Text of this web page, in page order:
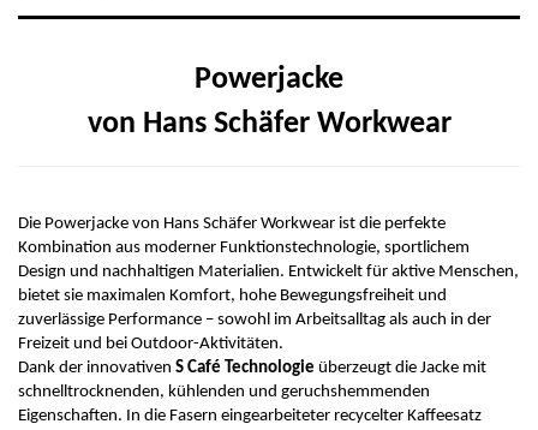
Powerjacke
von Hans Schäfer Workwear
Die Powerjacke von Hans Schäfer Workwear ist die perfekte
Kombination aus moderner Funktionstechnologie, sportlichem
Design und nachhaltigen Materialien. Entwickelt für aktive Menschen,
bietet sie maximalen Komfort, hohe Bewegungsfreiheit und
zuverlässige Performance – sowohl im Arbeitsalltag als auch in der
Freizeit und bei Outdoor-Aktivitäten.
Dank der innovativen S Café Technologie überzeugt die Jacke mit
schnelltrocknenden, kühlenden und geruchshemmenden
Eigenschaften. In die Fasern eingearbeiteter recycelter Kaffeesatz